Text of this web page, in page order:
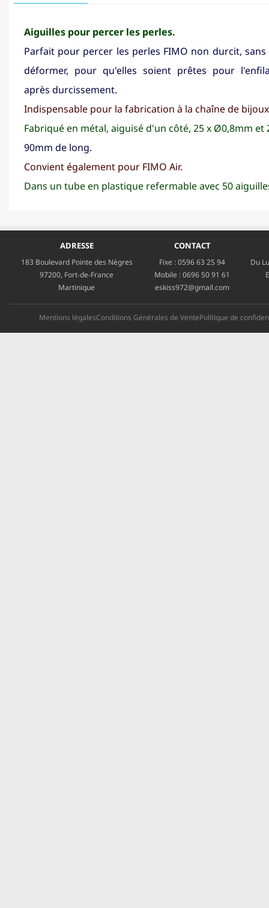
Aiguilles pour percer les perles.
Parfait pour percer les perles FIMO non durcit, sans
déformer, pour qu'elles soient prêtes pour
après durcissement.
Indispensable pour la fabrication à la chaîne de
Fabriqué en métal, aiguisé d'un côté, 25 x Ø0,8mm et
90mm de long.
Convient également pour FIMO Air.
Dans un tube en plastique refermable avec 50
ADRESSE
183 Boulevard Pointe des Nègres
97200, Fort-de-France
Martinique
CONTACT
Fixe :0596 63 25 94
Mobile :0696 50 91 61
eskiss972@gmail.com
Du
Mentions légalesConditions Générales de VentePolitique de